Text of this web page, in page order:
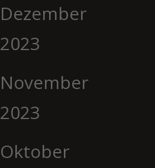
Dezember
2023
November
2023
Oktober